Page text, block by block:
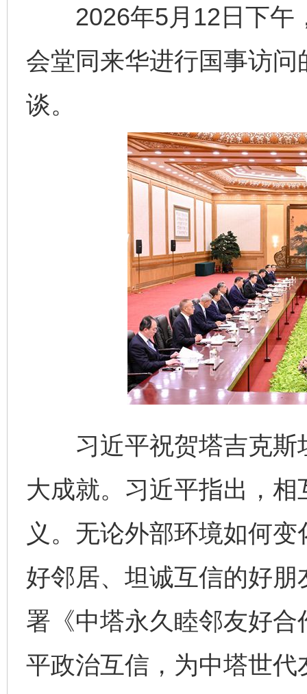
2026年5月12日下午
会堂同来华进行国事访
谈。
习近平祝贺塔吉克斯
大成就。习近平指出，
义。无论外部环境如何
好邻居、坦诚互信的好
署《中塔永久睦邻友好
平政治互信，为中塔世